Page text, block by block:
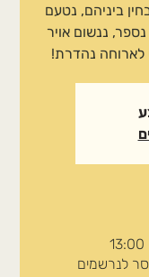
ביניהם, נטעם
ננשום אויר
לארוחה נהדרת!
לנרשמים